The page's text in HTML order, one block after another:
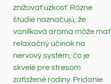
znižovať úzkosť. Rôzne
štúdie naznačujú, že
vanilková aróma môže mať
relaxačný účinok na
nervový systém, čo je
skvelé pre stresom
zaťažené rodiny. Pridanie